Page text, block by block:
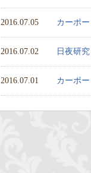
2016.07.05 カーポ
2016.07.02 日夜研
2016.07.01 カーポ